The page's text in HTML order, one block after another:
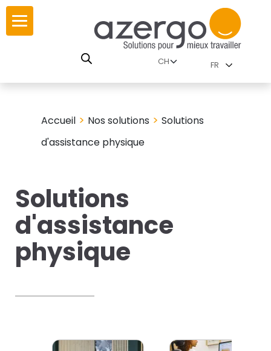
Skip
content
par famille
travail
familles
Azergo
FR
Accueil> Nos solutions > Solutions
d'assistance physique
Solutions
d'assistance
physique